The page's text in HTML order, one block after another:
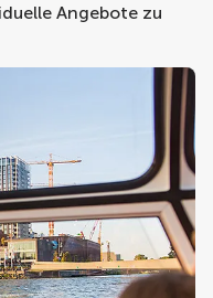
Angebote zu